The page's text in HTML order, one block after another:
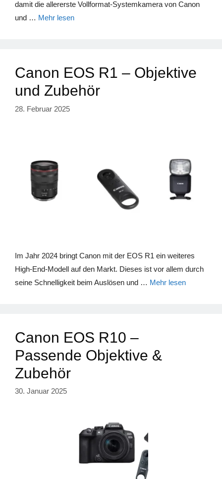
damit die allererste Vollformat-Systemkamera von Canon
und … Mehr lesen
Canon EOS R1 – Objektive
und Zubehör
28. Februar 2025
Im Jahr 2024 bringt Canon mit der EOS R1 ein weiteres
High-End-Modell auf den Markt. Dieses ist vor allem durch
seine Schnelligkeit beim Auslösen und … Mehr lesen
Canon EOS R10 –
Passende Objektive &
Zubehör
30. Januar 2025